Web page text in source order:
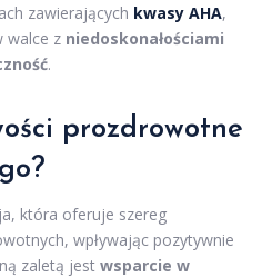
zawierających kwasy AHA,
walce z niedoskonałościami
.
prozdrowotne
która oferuje szereg
wpływając pozytywnie
zaletą jest wsparcie w